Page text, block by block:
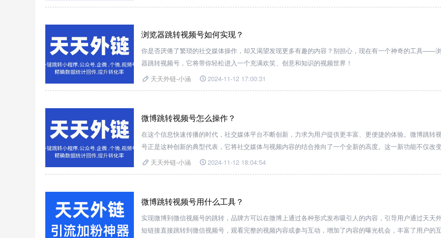
浏览器跳转视频号如何实现？
你是否厌倦了繁琐的社交媒体操作，却又渴望发现更多有趣的内容？别担心，现在有一个神奇的工具——
器跳转视频号，它将带你轻松进入一个充满欢笑、创意和知识的视频世界！
天天外链-小涵
2024-11-12 17:00:31
微博跳转视频号怎么操作？
在这个信息快速传播的时代，社交媒体平台不断创新，力求为用户提供更丰富、更便捷的体验。微博跳转
号正是这种创新的典型代表，它将社交媒体与视频内容的结合推向了一个全新的高度。这一新功能不仅改
用户的观看习惯，也为内容创作者和品牌营销开辟了新的机遇。让我们一起深入了解微博跳转视频号带来的
天天外链-小涵 2024-11-12 18:04:54
微博跳转视频号用什么工具？
实现微博到微信视频号的跳转，品牌方可以在微博上通过各种形式发布吸引人的内容，引导用户通过天天
短链接直接跳转到微信视频号，观看完整的视频内容或参与互动，增加了内容的曝光机会，丰富了用户的